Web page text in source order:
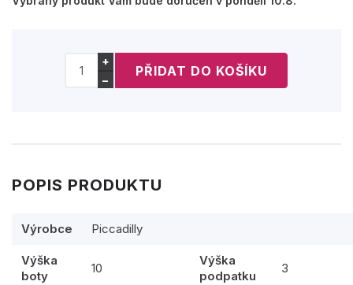
+
−
POPIS PRODUKTU
Výrobce Piccadilly
Výška
boty
10
Výška
podpatku
3